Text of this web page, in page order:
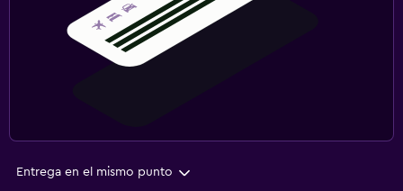
Entrega en el mismo punto